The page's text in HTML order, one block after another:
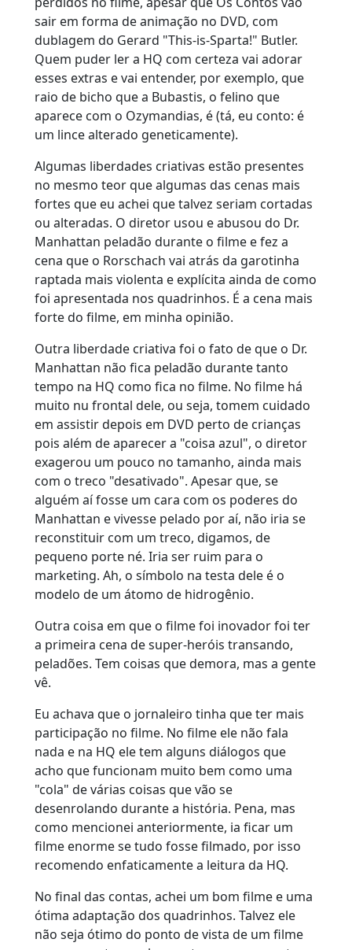
sair em forma de animação no DVD, com
dublagem do Gerard "This-is-Sparta!" Butler.
Quem puder ler a HQ com certeza vai adorar
esses extras e vai entender, por exemplo, que
raio de bicho que a Bubastis, o felino que
aparece com o Ozymandias, é (tá, eu conto: é
um lince alterado geneticamente).
Algumas liberdades criativas estão presentes
no mesmo teor que algumas das cenas mais
fortes que eu achei que talvez seriam cortadas
ou alteradas. O diretor usou e abusou do Dr.
Manhattan peladão durante o filme e fez a
cena que o Rorschach vai atrás da garotinha
raptada mais violenta e explícita ainda de como
foi apresentada nos quadrinhos. É a cena mais
forte do filme, em minha opinião.
Outra liberdade criativa foi o fato de que o Dr.
Manhattan não fica peladão durante tanto
tempo na HQ como fica no filme. No filme há
muito nu frontal dele, ou seja, tomem cuidado
em assistir depois em DVD perto de crianças
pois além de aparecer a "coisa azul", o diretor
exagerou um pouco no tamanho, ainda mais
com o treco "desativado". Apesar que, se
alguém aí fosse um cara com os poderes do
Manhattan e vivesse pelado por aí, não iria se
reconstituir com um treco, digamos, de
pequeno porte né. Iria ser ruim para o
marketing. Ah, o símbolo na testa dele é o
modelo de um átomo de hidrogênio.
Outra coisa em que o filme foi inovador foi ter
a primeira cena de super-heróis transando,
peladões. Tem coisas que demora, mas a gente
vê.
Eu achava que o jornaleiro tinha que ter mais
participação no filme. No filme ele não fala
nada e na HQ ele tem alguns diálogos que
acho que funcionam muito bem como uma
"cola" de várias coisas que vão se
desenrolando durante a história. Pena, mas
como mencionei anteriormente, ia ficar um
filme enorme se tudo fosse filmado, por isso
recomendo enfaticamente a leitura da HQ.
No final das contas, achei um bom filme e uma
ótima adaptação dos quadrinhos. Talvez ele
não seja ótimo do ponto de vista de um filme